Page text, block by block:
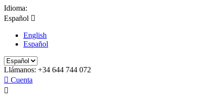
Idioma:
Español 
English
Español
Llámanos: +34 644 744 072
 Cuenta
